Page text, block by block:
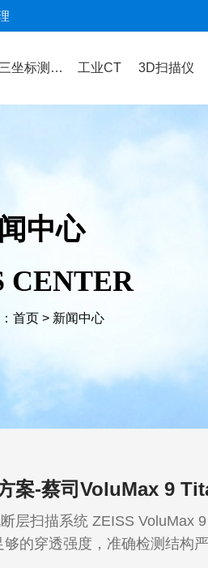
三坐标测量机 工业CT 3D扫描仪
中心
CENTER
首页 > 新闻中心
案-蔡司VoluMax 9
ZEISS VoluMax 9 titan 蔡司 VoluMax